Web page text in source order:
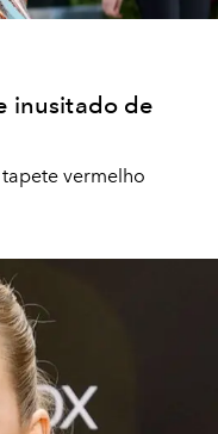
inusitado de
vermelho